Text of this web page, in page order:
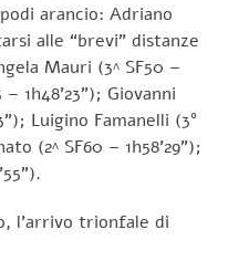
arancio: Adriano
alle “brevi” distanze
Mauri (3^ SF50 –
1h48’23”); Giovanni
Luigino Famanelli (3°
(2^ SF60 – 1h58’29”);
l’arrivo trionfale di